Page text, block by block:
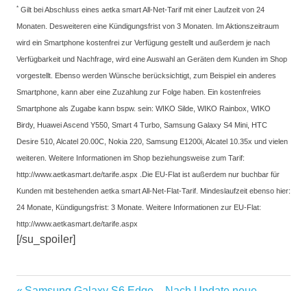
* Gilt bei Abschluss eines aetka smart All-Net-Tarif mit einer Laufzeit von 24
Monaten. Desweiteren eine Kündigungsfrist von 3 Monaten. Im Aktionszeitraum
wird ein Smartphone kostenfrei zur Verfügung gestellt und außerdem je nach
Verfügbarkeit und Nachfrage, wird eine Auswahl an Geräten dem Kunden im Shop
vorgestellt. Ebenso werden Wünsche berücksichtigt, zum Beispiel ein anderes
Smartphone, kann aber eine Zuzahlung zur Folge haben. Ein kostenfreies
Smartphone als Zugabe kann bspw. sein: WIKO Silde, WIKO Rainbox, WIKO
Birdy, Huawei Ascend Y550, Smart 4 Turbo, Samsung Galaxy S4 Mini, HTC
Desire 510, Alcatel 20.00C, Nokia 220, Samsung E1200i, Alcatel 10.35x und vielen
weiteren. Weitere Informationen im Shop beziehungsweise zum Tarif:
http://www.aetkasmart.de/tarife.aspx .Die EU-Flat ist außerdem nur buchbar für
Kunden mit bestehenden aetka smart All-Net-Flat-Tarif. Mindeslaufzeit ebenso hier:
24 Monate, Kündigungsfrist: 3 Monate. Weitere Informationen zur EU-Flat:
http://www.aetkasmart.de/tarife.aspx
[/su_spoiler]
aetkaSMART